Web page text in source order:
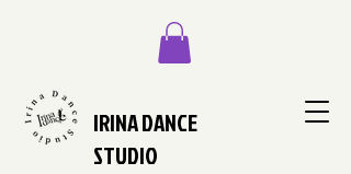
IRINA DANCE
STUDIO